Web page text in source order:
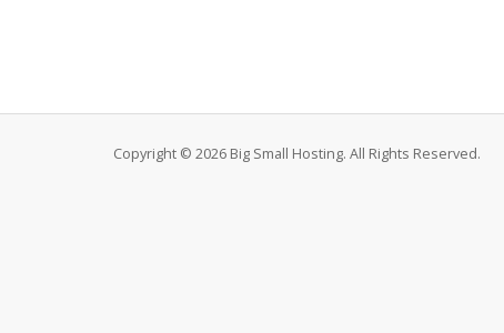
Copyright © 2026 Big Small Hosting. All Rights Reserved.